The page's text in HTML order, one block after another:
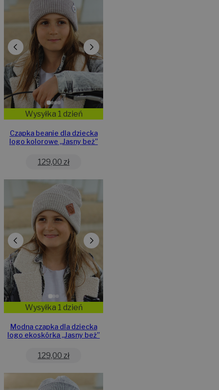
Wysyłka 1 dzień
Czapka beanie dla dziecka
logo kolorowe „Jasny beż”
129,00 zł
Wysyłka 1 dzień
Modna czapka dla dziecka
logo ekoskórka „Jasny beż”
129,00 zł